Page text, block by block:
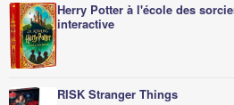
Herry Potter à l'école des
interactive
RISK Stranger Things